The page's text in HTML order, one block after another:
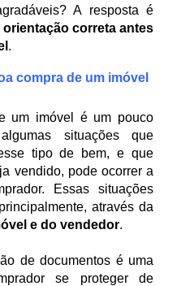
A resposta é
correta antes
.
compra de um imóvel
um imóvel é um pouco
situações que
tipo de bem, e que
vendido, pode ocorrer a
Essas situações
e do vendedor.
de documentos é uma
se proteger de